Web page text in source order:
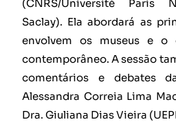
(CNRS/Université Paris
Saclay). Ela abordará as
envolvem os museus e
contemporâneo. A sessão
comentários e debates
Alessandra Correia Lima
Dra. Giuliana Dias Vieira